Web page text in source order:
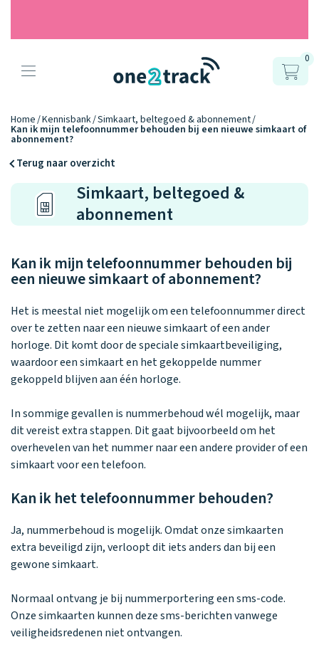
Producten
Onze gps
horloges
ConnectConnect
NEXT
Connect
UP
Horloges
vergelijken
Tweedekans
horloges
Ontdek alle
horloges
Accessoires
Opladers
accessoires
je bandje!
Kies je eigen
kleur, naam en
icoon en maak
je horloge
helemaal van
Hoe werkt
het?
Ontdek hoe
het werkt
Zo werken het
kinderhorloge
one2track-app
samen.
Positie en GPS
Datakosten
Waarom one2track
Handleiding
Care
App updates
Blogs
Over ons
Ons verhaal
Recensies
Stichting
0
Home Kennisbank Simkaart, beltegoed & abonnement
Kan ik mijn telefoonnummer behouden bij een nieuwe simkaart of
abonnement?
Terug naar overzicht
Simkaart, beltegoed &
abonnement
Kan ik mijn telefoonnummer behouden bij
een nieuwe simkaart of abonnement?
Het is meestal niet mogelijk om een telefoonnummer direct
over te zetten naar een nieuwe simkaart of een ander
horloge. Dit komt door de speciale simkaartbeveiliging,
waardoor een simkaart en het gekoppelde nummer
gekoppeld blijven aan één horloge.
In sommige gevallen is nummerbehoud wél mogelijk, maar
dit vereist extra stappen. Dit gaat bijvoorbeeld om het
overhevelen van het nummer naar een andere provider of een
simkaart voor een telefoon.
Kan ik het telefoonnummer behouden?
Ja, nummerbehoud is mogelijk. Omdat onze simkaarten
extra beveiligd zijn, verloopt dit iets anders dan bij een
gewone simkaart.
Normaal ontvang je bij nummerportering een sms-code.
Onze simkaarten kunnen deze sms-berichten vanwege
veiligheidsredenen niet ontvangen.